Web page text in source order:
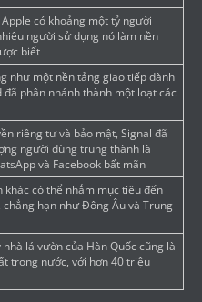
có khoảng một tỷ người
người sử dụng nó làm nền
biết
như một nền tảng giao tiếp dành
phân nhánh thành một loạt các
riêng tư và bảo mật, Signal đã
người dùng trung thành là
và Facebook bất mãn
khác có thể nhắm mục tiêu đến
hạn như Đông Âu và Trung
lá vườn của Hàn Quốc cũng là
trong nước, với hơn 40 triệu